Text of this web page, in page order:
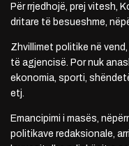
Për rrjedhojë, prej vitesh,
dritare të besueshme,
Zhvillimet politike në
të agjencisë. Por nuk
ekonomia, sporti,
etj.
Emancipimi i masës,
politikave redaksionale,